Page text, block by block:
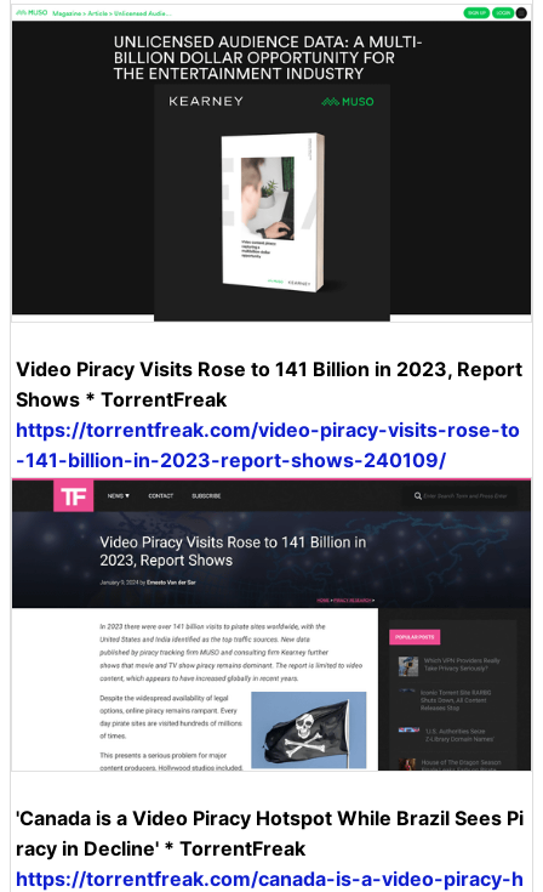
Video Piracy Visits Rose to 141 Billion in 2023, Report
Shows * TorrentFreak
https://torrentfreak.com/video-piracy-visits-rose-to
-141-billion-in-2023-report-shows-240109/
'Canada is a Video Piracy Hotspot While Brazil Sees Pi
racy in Decline' * TorrentFreak
https://torrentfreak.com/canada-is-a-video-piracy-h